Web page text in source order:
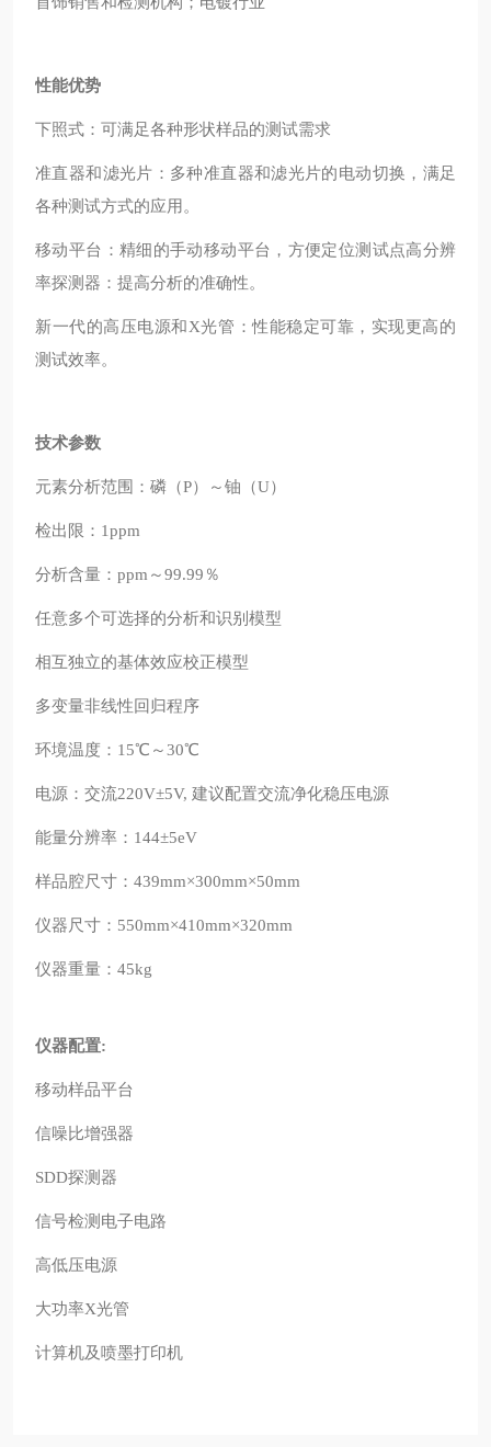
性能优势
下照式：可满足各种形状样品的测试需求
准直器和滤光片：多种准直器和滤光片的电动切换，满足
各种测试方式的应用。
移动平台：精细的手动移动平台，方便定位测试点高分辨
率探测器：提高分析的准确性。
新一代的高压电源和X光管：性能稳定可靠，实现更高的
测试效率。
技术参数
元素分析范围：磷（P）～铀（U）
检出限：1ppm
分析含量：ppm～99.99％
任意多个可选择的分析和识别模型
相互独立的基体效应校正模型
多变量非线性回归程序
环境温度：15℃～30℃
电源：交流220V±5V, 建议配置交流净化稳压电源
能量分辨率：144±5eV
样品腔尺寸：439mm×300mm×50mm
仪器尺寸：550mm×410mm×320mm
仪器重量：45kg
仪器配置:
移动样品平台
信噪比增强器
SDD探测器
信号检测电子电路
高低压电源
大功率X光管
计算机及喷墨打印机